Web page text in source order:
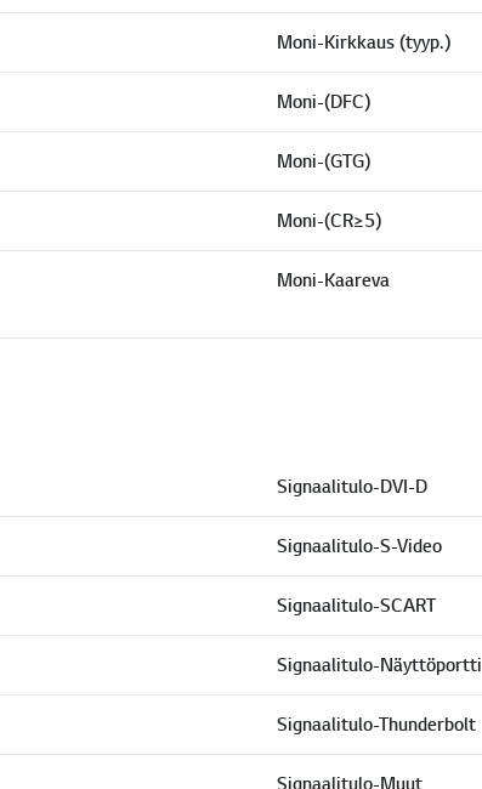
i
Moni-Kirkkaus (tyyp.)
Moni-(DFC)
Moni-(GTG)
Moni-(CR≥5)
Moni-Kaareva
Signaalitulo-DVI-D
Signaalitulo-S-Video
Signaalitulo-SCART
Signaalitulo-Näyttöportti
Signaalitulo-Thunderbolt
Signaalitulo-Muut